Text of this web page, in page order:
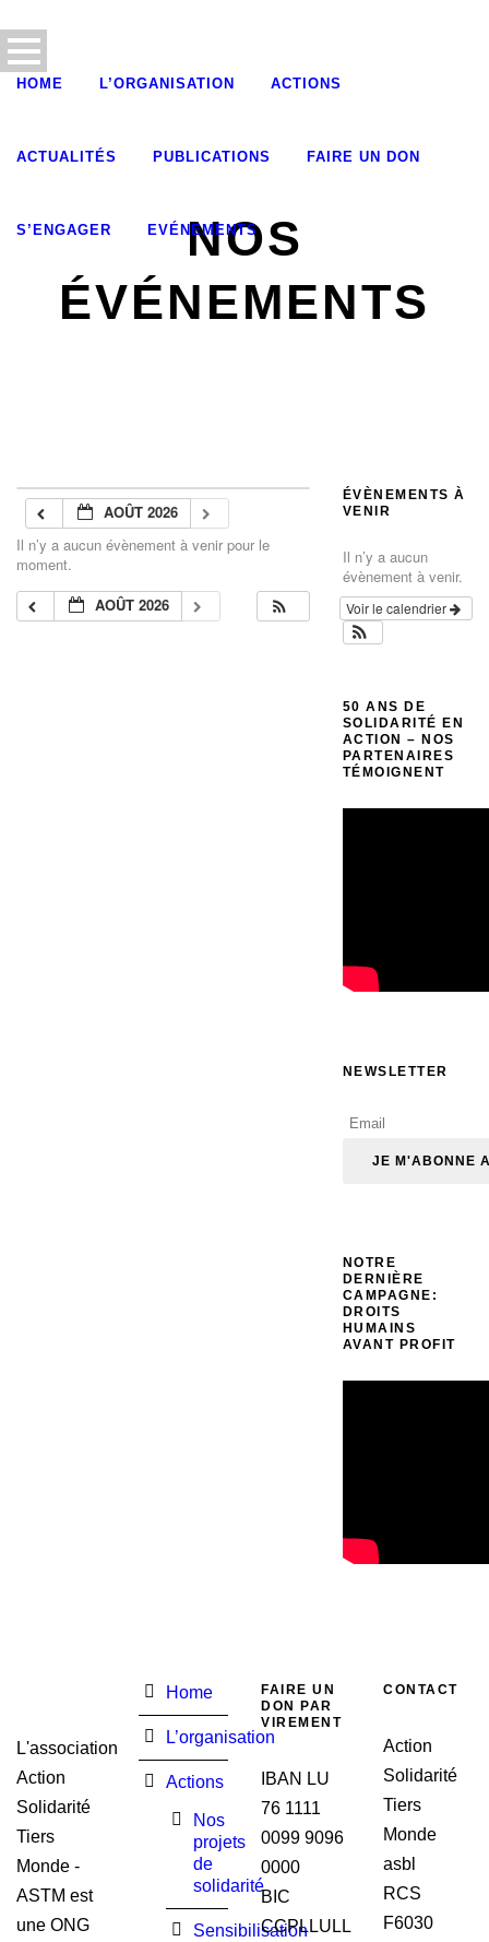
HOME L’ORGANISATION ACTIONS
ACTUALITÉS PUBLICATIONS FAIRE UN DON
S’ENGAGER EVÉNEMENTS
NOS
ÉVÉNEMENTS
AOÛT 2026
Il n’y a aucun évènement à venir pour le
moment.
AOÛT 2026
ÉVÈNEMENTS À
VENIR
Il n’y a aucun
évènement à venir.
Voir le calendrier
50 ANS DE
SOLIDARITÉ EN
ACTION – NOS
PARTENAIRES
TÉMOIGNENT
NEWSLETTER
NOTRE
DERNIÈRE
CAMPAGNE:
DROITS
HUMAINS
AVANT PROFIT
L'association
Action
Solidarité
Tiers
Monde -
ASTM est
une ONG
Home
L’organisation
Actions
Nos
projets
de
solidarité
Sensibilisation
FAIRE UN
DON PAR
VIREMENT
IBAN LU
76 1111
0099 9096
0000
BIC
CCPLLULL
CONTACT
Action
Solidarité
Tiers
Monde
asbl
RCS
F6030